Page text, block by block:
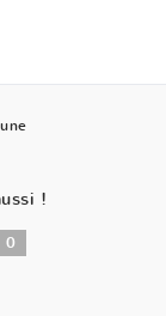
!
0